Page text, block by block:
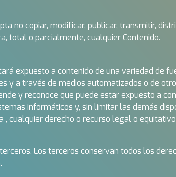
no copiar, modificar, publicar, transmitir,
total o parcialmente, cualquier Contenido.
expuesto a contenido de una variedad de
y a través de medios automatizados o de
y reconoce que puede estar expuesto a
informáticos y, sin limitar las demás
, cualquier derecho o recurso legal o
Los terceros conservan todos los